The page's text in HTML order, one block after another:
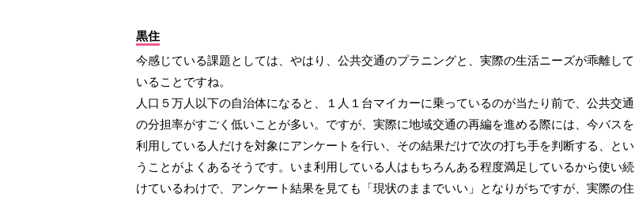
黒住
今感じている課題としては、やはり、公共交通のプラニングと、実際の生活ニーズが乖離して
いることですね。
人口５万人以下の自治体になると、１人１台マイカーに乗っているのが当たり前で、公共交通
の分担率がすごく低いことが多い。ですが、実際に地域交通の再編を進める際には、今バスを
利用している人だけを対象にアンケートを行い、その結果だけで次の打ち手を判断する、とい
うことがよくあるそうです。いま利用している人はもちろんある程度満足しているから使い続
けているわけで、アンケート結果を見ても「現状のままでいい」となりがちですが、実際の住